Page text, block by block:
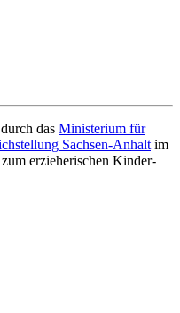
das Ministerium für
Sachsen-Anhalt im
erzieherischen Kinder-